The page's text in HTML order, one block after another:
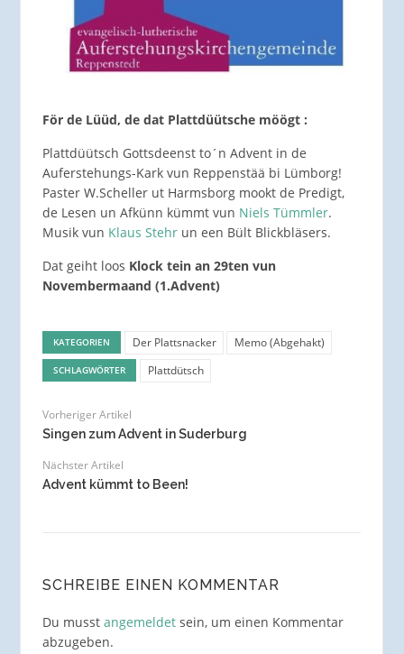
För de Lüüd, de dat Plattdüütsche möögt :
Plattdüütsch Gottsdeenst to´n Advent in de
Auferstehungs-Kark vun Reppenstää bi Lümborg!
Paster W.Scheller ut Harmsborg mookt de Predigt,
de Lesen un Afkünn kümmt vun Niels Tümmler.
Musik vun Klaus Stehrun een Bült Blickbläsers.
Dat geiht loos Klock tein an 29ten vun
Novembermaand (1.Advent)
KATEGORIEN Der Plattsnacker Memo (Abgehakt)
SCHLAGWÖRTER Plattdütsch
Vorheriger Artikel
Singen zum Advent in Suderburg
Nächster Artikel
Advent kümmt to Been!
SCHREIBE EINEN KOMMENTAR
Du musst angemeldetsein, um einen Kommentar
abzugeben.